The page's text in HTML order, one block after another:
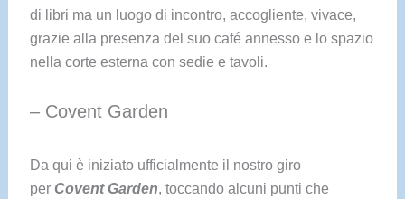
di libri ma un luogo di incontro, accogliente, vivace,
grazie alla presenza del suo café annesso e lo spazio
nella corte esterna con sedie e tavoli.
– Covent Garden
Da qui è iniziato ufficialmente il nostro giro
per Covent Garden, toccando alcuni punti che